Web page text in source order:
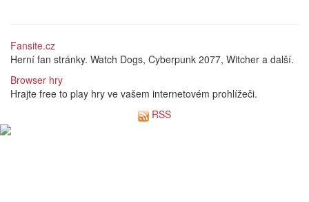
Fansite.cz
Herní fan stránky. Watch Dogs, Cyberpunk 2077, Witcher a další.
Browser hry
Hrajte free to play hry ve vašem internetovém prohlížeči.
RSS